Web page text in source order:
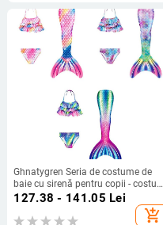
Ghnatygren Seria de costume de
baie cu sirenă pentru copii - costum
de baie de plajă cu trei piese pentru
127.38 - 141.05 Lei
add_shopping_cart